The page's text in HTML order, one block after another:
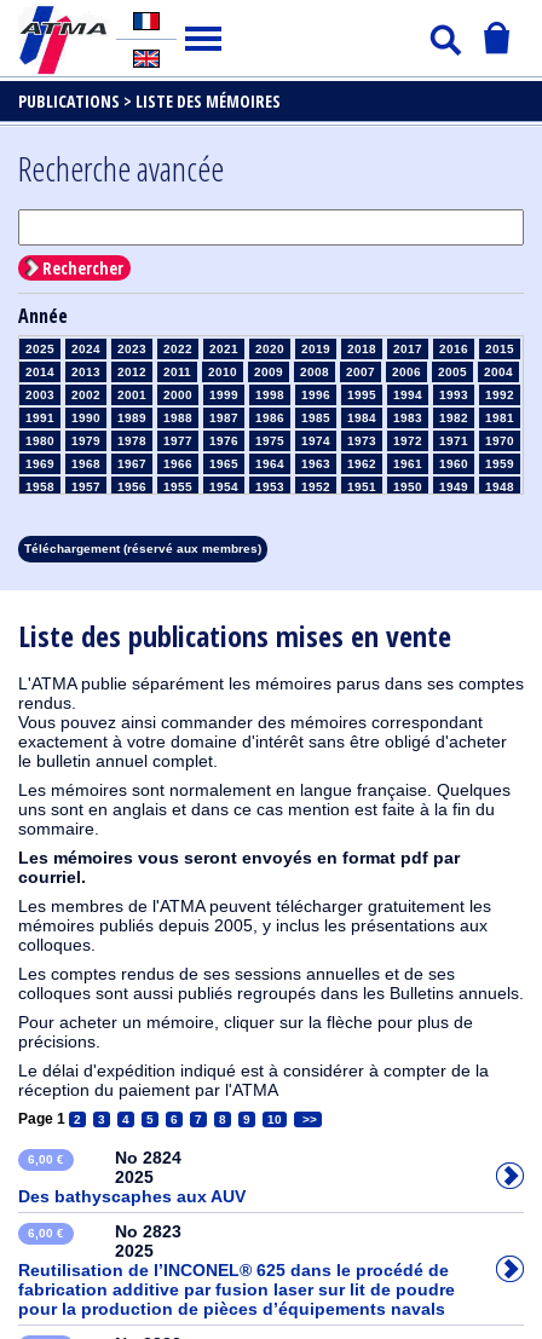
PUBLICATIONS > LISTE DES MÉMOIRES
Liste des publications mises en vente
L'ATMA publie séparément les mémoires parus dans ses comptes
rendus.
Vous pouvez ainsi commander des mémoires correspondant
exactement à votre domaine d'intérêt sans être obligé d'acheter
le bulletin annuel complet.
Les mémoires sont normalement en langue française. Quelques
uns sont en anglais et dans ce cas mention est faite à la fin du
sommaire.
Les mémoires vous seront envoyés en format pdf par
courriel.
Les membres de l'ATMA peuvent télécharger gratuitement les
mémoires publiés depuis 2005, y inclus les présentations aux
colloques.
Les comptes rendus de ses sessions annuelles et de ses
colloques sont aussi publiés regroupés dans les Bulletins annuels.
Pour acheter un mémoire, cliquer sur la flèche pour plus de
précisions.
Le délai d'expédition indiqué est à considérer à compter de la
réception du paiement par l'ATMA
Page 1 2 3 4 5 6 7 8 9 10 >>
6,00 €
No 2824
2025
Des bathyscaphes aux AUV
6,00 €
No 2823
2025
Reutilisation de l’INCONEL® 625 dans le procédé de
fabrication additive par fusion laser sur lit de poudre
pour la production de pièces d’équipements navals
Recherche avancée
Rechercher
Année
2025 2024 2023 2022 2021 2020 2019 2018 2017 2016
2015
2014
2013 2012 2011 2010 2009 2008 2007 2006 2005
2004
2003
2002 2001 2000 1999 1998 1996 1995 1994 1993
1992
1991
1990 1989 1988 1987 1986 1985 1984 1983 1982
1981
1980
1979 1978 1977 1976 1975 1974 1973 1972 1971
1970
1969
1968 1967 1966 1965 1964 1963 1962 1961 1960
1959
1958
1957 1956 1955 1954 1953 1952 1951 1950 1949
1948
1913
1912 1911 1910 1909 1908
Téléchargement (réservé aux membres)